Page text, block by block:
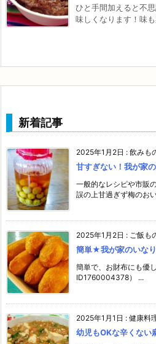
ひと手間加えると不
味しくなります！味
新着記事
2025年1月2日 : 飲みも
甘すぎない！我が家
一般的なレシピや市販
誤の上甘過ぎず梅のお
2025年1月2日 : ご飯も
簡単★我が家のいな
簡単で、お財布にも優
ID1760004378） ...
2025年1月1日 : 健康料
幼児もOKな辛くない